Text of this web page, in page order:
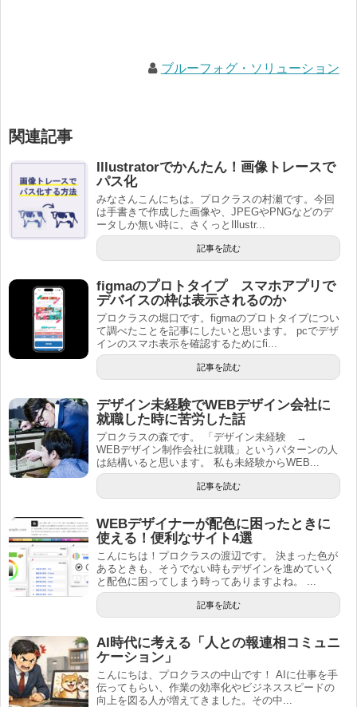
ブルーフォグ・ソリューション
関連記事
Illustratorでかんたん！画像トレースで
パス化
みなさんこんにちは。プロクラスの村瀬です。今回
は手書きで作成した画像や、JPEGやPNGなどのデ
ータしか無い時に、さくっとIllustr...
記事を読む
figmaのプロトタイプ スマホアプリで
デバイスの枠は表示されるのか
プロクラスの堀口です。figmaのプロトタイプについ
て調べたことを記事にしたいと思います。 pcでデザ
インのスマホ表示を確認するためにfi...
記事を読む
デザイン未経験でWEBデザイン会社に
就職した時に苦労した話
プロクラスの森です。 「デザイン未経験 →
WEBデザイン制作会社に就職」というパターンの人
は結構いると思います。 私も未経験からWEB...
記事を読む
WEBデザイナーが配色に困ったときに
使える！便利なサイト4選
こんにちは！プロクラスの渡辺です。 決まった色が
あるときも、そうでない時もデザインを進めていく
と配色に困ってしまう時ってありますよね。 ...
記事を読む
AI時代に考える「人との報連相コミュニ
ケーション」
こんにちは、プロクラスの中山です！ AIに仕事を手
伝ってもらい、作業の効率化やビジネススピードの
向上を図る人が増えてきました。その中...